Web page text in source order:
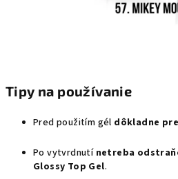
Tipy na používanie
Pred použitím gél dôkladne
Po vytvrdnutí netreba
Glossy Top Gel.